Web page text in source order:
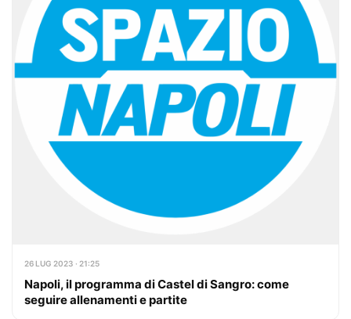
26 LUG 2023 · 21:25
Napoli, il programma di Castel di Sangro: come
seguire allenamenti e partite